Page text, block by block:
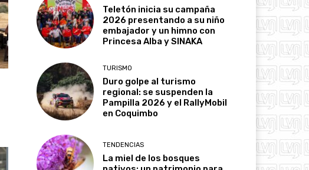
Teletón inicia su campaña
2026 presentando a su niño
embajador y un himno con
Princesa Alba y SINAKA
TURISMO
Duro golpe al turismo
regional: se suspenden la
Pampilla 2026 y el RallyMobil
en Coquimbo
TENDENCIAS
La miel de los bosques